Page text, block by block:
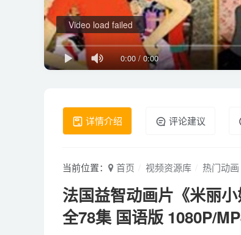
0:00/0:00
Video load failed
详情介绍 评论建议
当前位置： 首页 视频资源库 热门动画
法国益智动画片《米丽
全78集 国语版 1080P/